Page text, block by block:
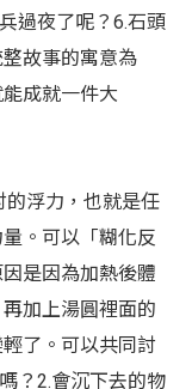
過夜了呢？6.石頭
故事的寓意為
成就一件大
浮力，也就是任
。可以「糊化反
是因為加熱後體
加上湯圓裡面的
了。可以共同討
？2.會沉下去的物